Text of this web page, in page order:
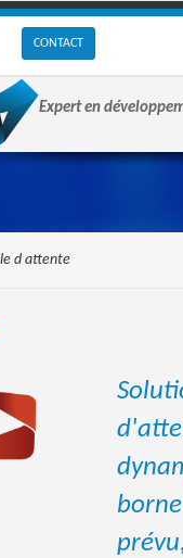
CONTACT
Expert en
d attente